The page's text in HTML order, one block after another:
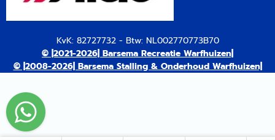
KvK: 82727732 - Btw: NL002770773B70
© |2021-2026| Barsema Recreatie Warfhuizen|
© |2008-2026| Barsema Stalling & Onderhoud Warfhuizen|